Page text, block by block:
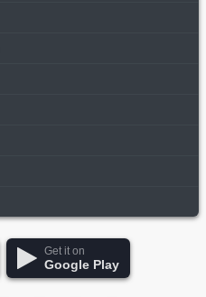
Get it on
Google Play